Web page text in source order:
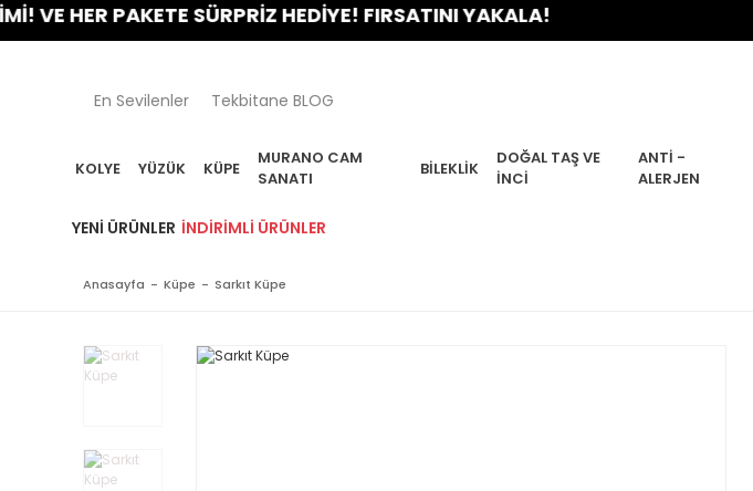
HER PAKETE SÜRPRİZ HEDİYE! FIRSATINI YAKALA!
En Sevilenler Tekbitane BLOG
KOLYE YÜZÜK KÜPE
MURANO CAM
SANATI
BILEKLIK
DOĞAL TAŞ VE
İNCI
ANTI -
ALERJEN
YENI ÜRÜNLER İNDIRIMLI ÜRÜNLER
Anasayfa Küpe Sarkıt Küpe